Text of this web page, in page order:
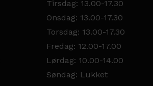
Tirsdag: 13.00-17.30
Onsdag: 13.00-17.30
Torsdag: 13.00-17.30
Fredag: 12.00-17.00
Lørdag: 10.00-14.00
Søndag: Lukket